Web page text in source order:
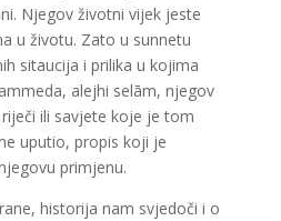
Njegov životni vijek jeste
u životu. Zato u sunnetu
sitaucija i prilika u kojima
alejhi selām, njegov
ili savjete koje je tom
uputio, propis koji je
primjenu.
historija nam svjedoči i o